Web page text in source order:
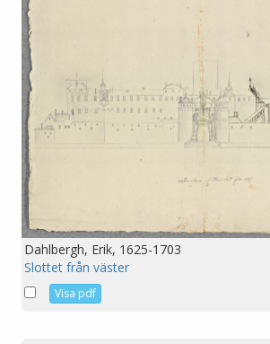
Dahlbergh, Erik, 1625-1703
Slottet från väster
Visa pdf